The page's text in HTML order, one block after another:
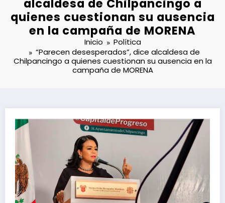
alcaldesa de Chilpancingo a
quienes cuestionan su ausencia
en la campaña de MORENA
Inicio
Política
“Parecen desesperados”, dice alcaldesa de
Chilpancingo a quienes cuestionan su ausencia en la
campaña de MORENA